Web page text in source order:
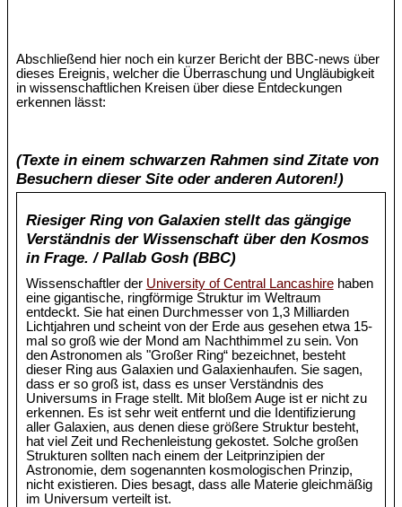
Abschließend hier noch ein kurzer Bericht der BBC-news über
dieses Ereignis, welcher die Überraschung und Ungläubigkeit
in wissenschaftlichen Kreisen über diese Entdeckungen
erkennen lässt:
(Texte in einem schwarzen Rahmen sind Zitate von
Besuchern dieser Site oder anderen Autoren!)
Riesiger Ring von Galaxien stellt das gängige
Verständnis der Wissenschaft über den Kosmos
in Frage. / Pallab Gosh (BBC)
Wissenschaftler der University of Central Lancashirehaben
eine gigantische, ringförmige Struktur im Weltraum
entdeckt. Sie hat einen Durchmesser von 1,3 Milliarden
Lichtjahren und scheint von der Erde aus gesehen etwa 15-
mal so groß wie der Mond am Nachthimmel zu sein. Von
den Astronomen als "Großer Ring“ bezeichnet, besteht
dieser Ring aus Galaxien und Galaxienhaufen. Sie sagen,
dass er so groß ist, dass es unser Verständnis des
Universums in Frage stellt. Mit bloßem Auge ist er nicht zu
erkennen. Es ist sehr weit entfernt und die Identifizierung
aller Galaxien, aus denen diese größere Struktur besteht,
hat viel Zeit und Rechenleistung gekostet. Solche großen
Strukturen sollten nach einem der Leitprinzipien der
Astronomie, dem sogenannten kosmologischen Prinzip,
nicht existieren. Dies besagt, dass alle Materie gleichmäßig
im Universum verteilt ist.